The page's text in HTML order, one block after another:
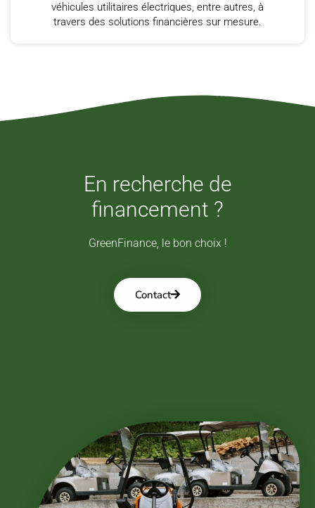
véhicules utilitaires électriques, entre autres, à
travers des solutions financières sur mesure.
En recherche de
financement ?
GreenFinance, le bon choix !
Contact